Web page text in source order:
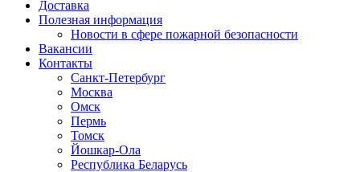
Доставка
Полезная информация
Новости в сфере пожарной безопасности
Вакансии
Контакты
Санкт-Петербург
Москва
Омск
Пермь
Томск
Йошкар-Ола
Республика Беларусь